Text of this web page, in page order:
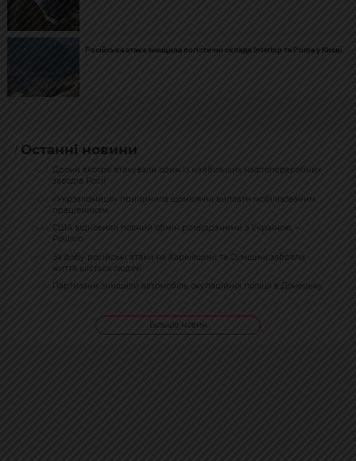
Російська атака знищила логістичні склади Intertop та Puma у Києві
Останні новини
Дрони вкотре атакували один із найбільших нафтопереробних
заводів Росії
«Укрзалізниця» припинила щомісячні виплати мобілізованим
працівникам
США відновили повний обмін розвідданими з Україною, –
Politico
За добу російські атаки на Харківщині та Сумщині забрали
життя шістьох людей
Партизани знищили автомобіль окупаційної поліції в Донецьку
Більше новин